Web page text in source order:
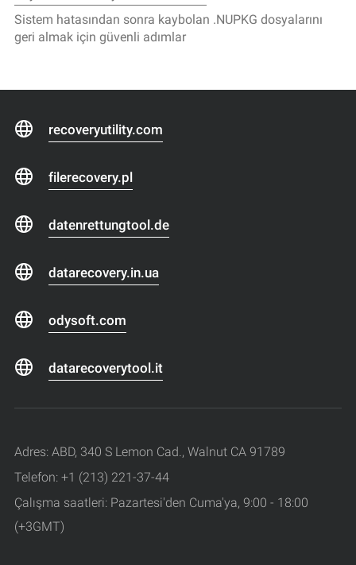
Sistem hatasından sonra kaybolan .NUPKG dosyalarını
geri almak için güvenli adımlar
recoveryutility.com
filerecovery.pl
datenrettungtool.de
datarecovery.in.ua
odysoft.com
datarecoverytool.it
Adres: ABD, 340 S Lemon Cad., Walnut CA 91789
Telefon: +1 (213) 221-37-44
Çalışma saatleri: Pazartesi'den Cuma'ya, 9:00 - 18:00
(+3GMT)